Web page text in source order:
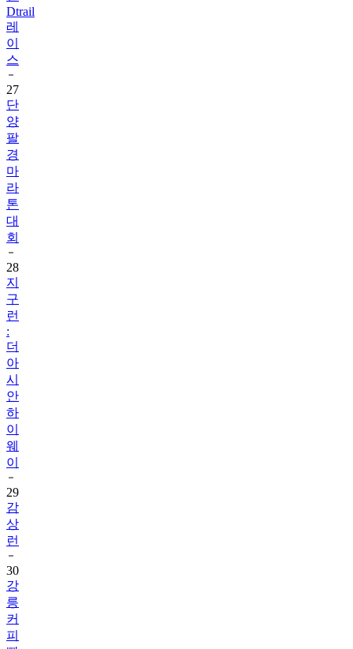
Dtrail
레
이
스
27
단
양
팔
경
마
라
톤
대
회
28
지
구
런
:
더
아
시
안
하
이
웨
이
29
감
상
런
30
강
릉
커
피